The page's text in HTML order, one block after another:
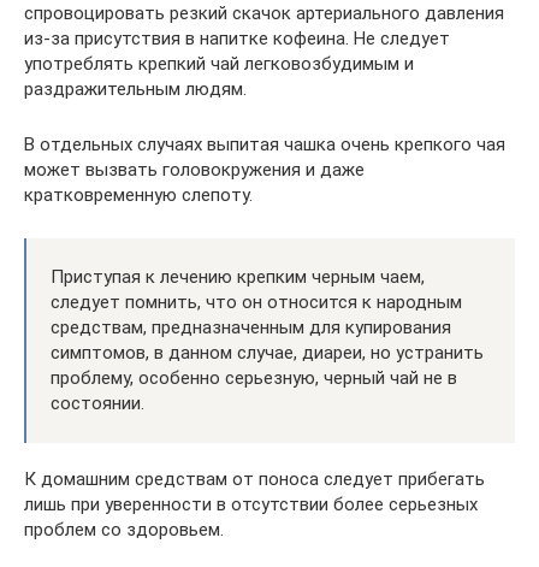
спровоцировать резкий скачок артериального давления
из-за присутствия в напитке кофеина. Не следует
употреблять крепкий чай легковозбудимым и
раздражительным людям.
В отдельных случаях выпитая чашка очень крепкого чая
может вызвать головокружения и даже
кратковременную слепоту.
Приступая к лечению крепким черным чаем,
следует помнить, что он относится к народным
средствам, предназначенным для купирования
симптомов, в данном случае, диареи, но устранить
проблему, особенно серьезную, черный чай не в
состоянии.
К домашним средствам от поноса следует прибегать
лишь при уверенности в отсутствии более серьезных
проблем со здоровьем.